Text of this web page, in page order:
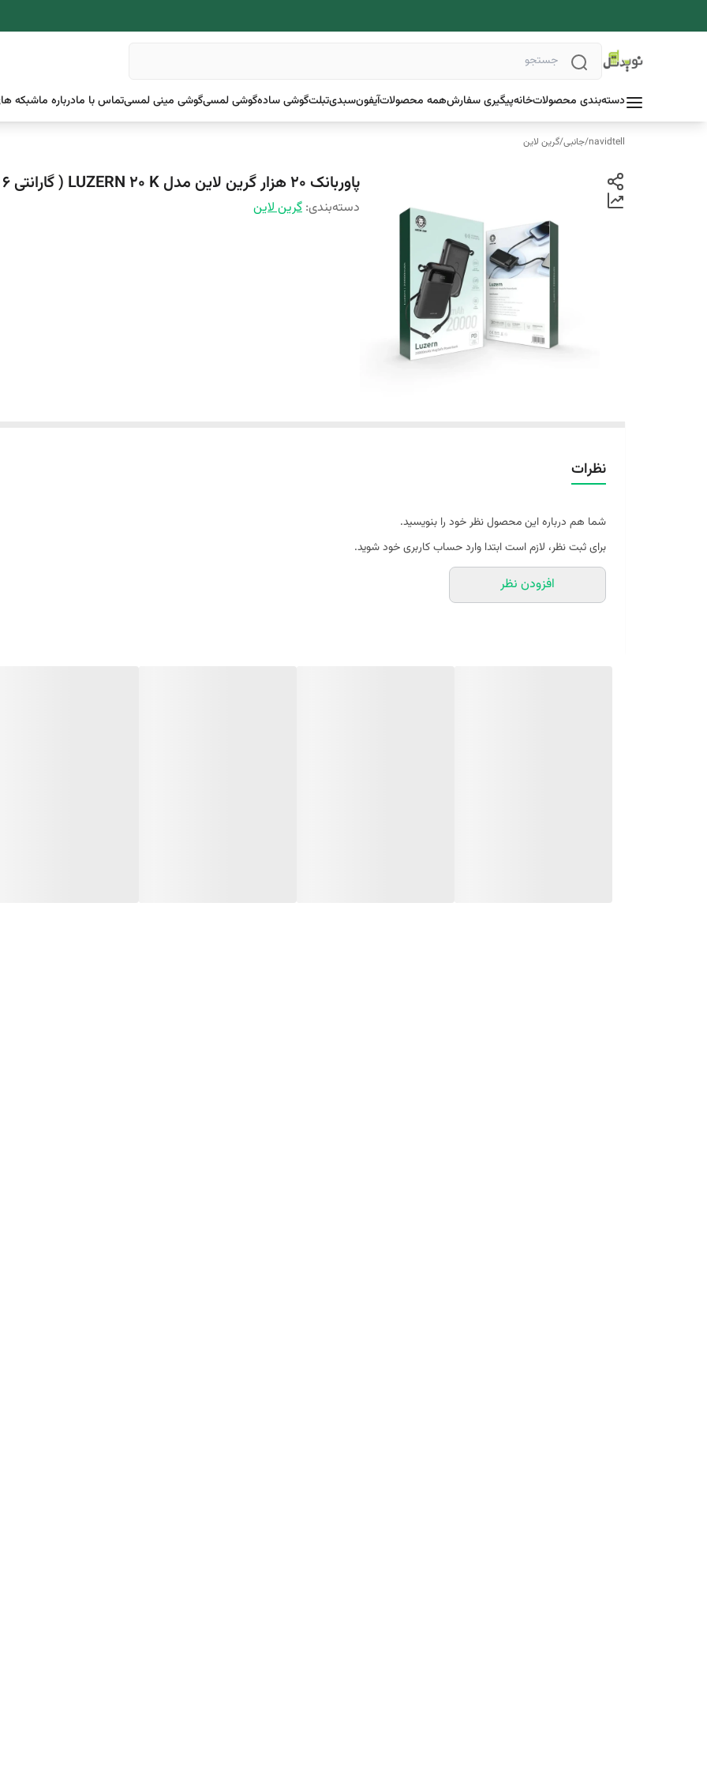
دسته‌بندی محصولاتخانهپیگیری سفارشهمه محصولاتآیفونسبدیتبلتگوشی سادهگوشی لمسیگوشی مینی لمسیتماس با مادرباره ماشبکه
navidtell
/جانبی/گرین لاین
پاوربانک 20 هزار گرین لاین مدل LUZERN 20 K ( گارانتی 6 ماهه )
دسته‌بندی: گرین لاین
نظرات
شما هم درباره این محصول نظر خود را بنویسید.
برای ثبت نظر، لازم است ابتدا وارد حساب کاربری خود شوید.
افزودن نظر